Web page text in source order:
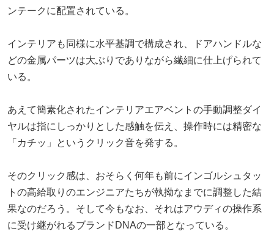
ンテークに配置されている。
インテリアも同様に水平基調で構成され、ドアハンドルな
どの金属パーツは大ぶりでありながら繊細に仕上げられて
いる。
あえて簡素化されたインテリアエアベントの手動調整ダイ
ヤルは指にしっかりとした感触を伝え、操作時には精密な
「カチッ」というクリック音を発する。
そのクリック感は、おそらく何年も前にインゴルシュタッ
トの高給取りのエンジニアたちが執拗なまでに調整した結
果なのだろう。そして今もなお、それはアウディの操作系
に受け継がれるブランドDNAの一部となっている。